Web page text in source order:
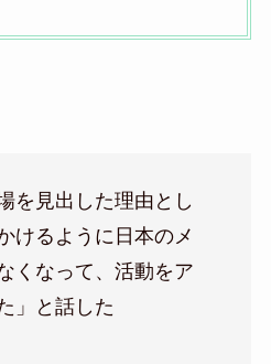
を見出した理由とし
けるように日本のメ
くなって、活動をア
」と話した